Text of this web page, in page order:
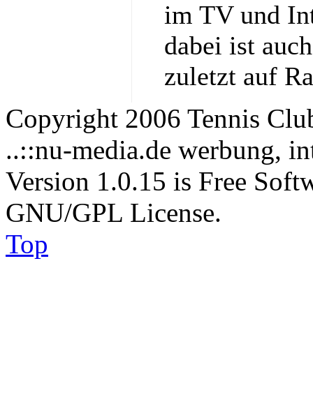
im TV und
dabei ist
zuletzt auf
Copyright 2006 Tennis
..::nu-media.de werbung,
Version 1.0.15 is Free
GNU/GPL License.
Top